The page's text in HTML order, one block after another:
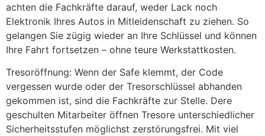
achten die Fachkräfte darauf, weder Lack noch
Elektronik Ihres Autos in Mitleidenschaft zu ziehen. So
gelangen Sie zügig wieder an Ihre Schlüssel und können
Ihre Fahrt fortsetzen – ohne teure Werkstattkosten.
Tresoröffnung: Wenn der Safe klemmt, der Code
vergessen wurde oder der Tresorschlüssel abhanden
gekommen ist, sind die Fachkräfte zur Stelle. Dere
geschulten Mitarbeiter öffnen Tresore unterschiedlicher
Sicherheitsstufen möglichst zerstörungsfrei. Mit viel